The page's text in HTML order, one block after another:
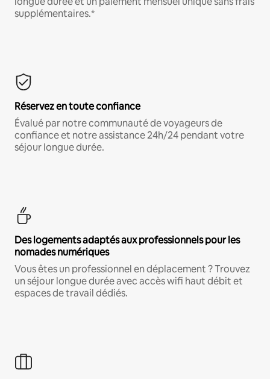
supplémentaires.*
Réservez en toute confiance
Évalué par notre communauté de voyageurs de
confiance et notre assistance 24h/24 pendant votre
séjour longue durée.
Des logements adaptés aux professionnels pour les
nomades numériques
Vous êtes un professionnel en déplacement ? Trouvez
un séjour longue durée avec accès wifi haut débit et
espaces de travail dédiés.